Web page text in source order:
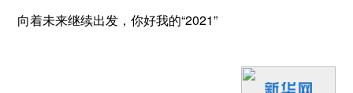
向着未来继续出发，你好我的“2021”